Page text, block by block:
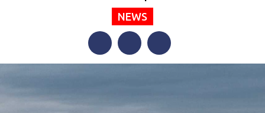
NEWS
FacebookTwitterTelegram